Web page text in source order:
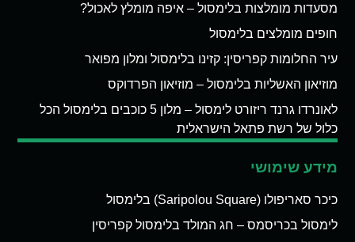
מסעדות מומלצות בלימסול – איפה מומלץ לאכול?
חופים מומלצים בלימסול
עיר החלומות קפריסין: קזינו בלימסול ומלון מפואר
מוזיאון האשליות בלימסול – מוזיאון הפרדוקס
לאונרדו גרנד ריזורט לימסול – מלון 5 כוכבים בלימסול הכל
כלול של רשת פתאל הישראלית
מידע שימושי
כיכר סאריפולו (Saripolou Square) בלימסול
לימסול בכריסמס – חג המולד בלימסול קפריסין